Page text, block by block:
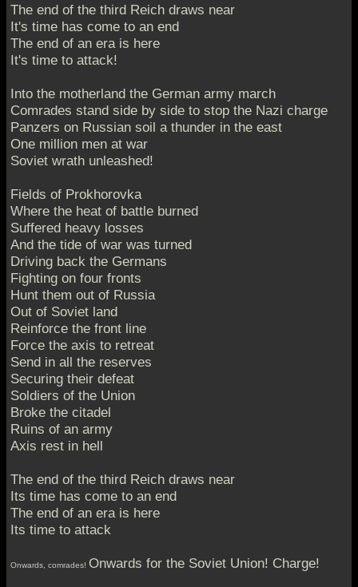
The end of the third Reich draws near
It's time has come to an end
The end of an era is here
It's time to attack!
Into the motherland the German army march
Comrades stand side by side to stop the Nazi charge
Panzers on Russian soil a thunder in the east
One million men at war
Soviet wrath unleashed!
Fields of Prokhorovka
Where the heat of battle burned
Suffered heavy losses
And the tide of war was turned
Driving back the Germans
Fighting on four fronts
Hunt them out of Russia
Out of Soviet land
Reinforce the front line
Force the axis to retreat
Send in all the reserves
Securing their defeat
Soldiers of the Union
Broke the citadel
Ruins of an army
Axis rest in hell
The end of the third Reich draws near
Its time has come to an end
The end of an era is here
Its time to attack
Onwards, comrades! Onwards for the Soviet Union! Charge!